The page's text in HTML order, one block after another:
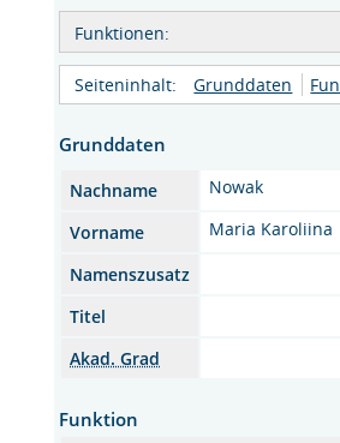
Funktionen:
Seiteninhalt: Grunddaten
Grunddaten
Nachname
Nowak
Vorname
Maria Karoliina
Namenszusatz
Titel
Akad. Grad
Funktion